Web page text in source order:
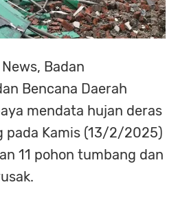
Badan
Bencana Daerah
mendata hujan deras
pada Kamis (13/2/2025)
11 pohon tumbang dan